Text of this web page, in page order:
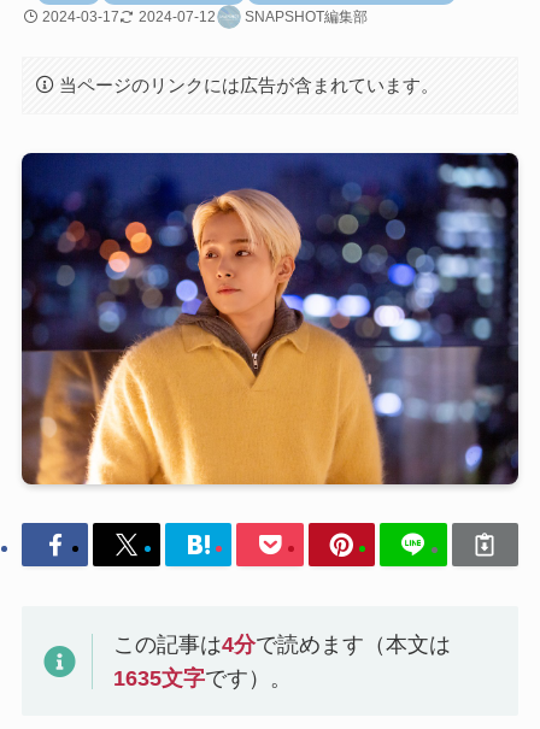
2024-03-17 2024-07-12 SNAPSHOT編集部
当ページのリンクには広告が含まれています。
この記事は4分で読めます（本文は
1635文字です）。